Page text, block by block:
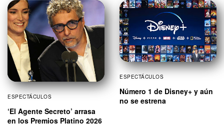
ESPECTÁCULOS
‘El Agente Secreto’ arrasa
en los Premios Platino 2026
ESPECTÁCULOS
Número 1 de Disney+ y aún
no se estrena